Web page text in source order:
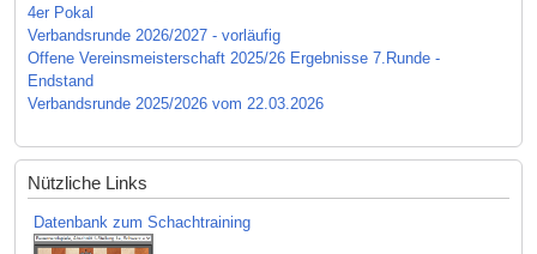
4er Pokal
Verbandsrunde 2026/2027 - vorläufig
Offene Vereinsmeisterschaft 2025/26 Ergebnisse 7.Runde -
Endstand
Verbandsrunde 2025/2026 vom 22.03.2026
Nützliche Links
Datenbank zum Schachtraining